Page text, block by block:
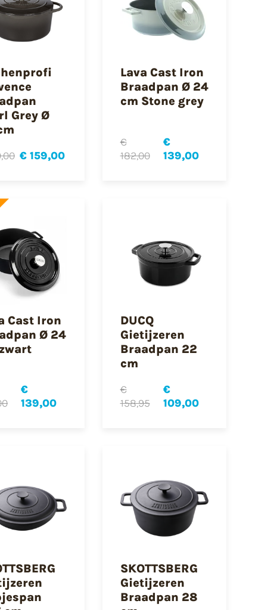
Grey Ø
€ 159,00
Lava Cast Iron
Braadpan Ø 24
cm Stone grey
€
182,00
€
139,00
Cast Iron
Ø 24
€
139,00
DUCQ
Gietijzeren
Braadpan 22
cm
€
158,95
€
109,00
SKOTTSBERG
Gietijzeren
Braadpan 28